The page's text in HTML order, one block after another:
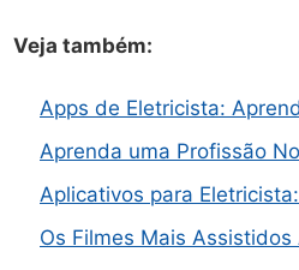
Veja também:
Apps de Eletricista:
Aprenda uma Profissão
Aplicativos para
Os Filmes Mais